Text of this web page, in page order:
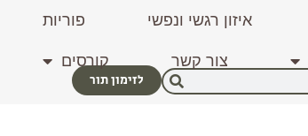
איזון רגשי ונפשי פוריות
צור קשר קורסים
לזימון תור